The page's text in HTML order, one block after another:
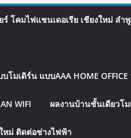
โคมไฟแชนเดอเรีย เชียงใหม่ ลำ
มเดิร์น แบบAAA HOME
WIFI ผลงานบ้านชั้นเดียวโ
หม่ ติดต่อช่างไฟฟ้า